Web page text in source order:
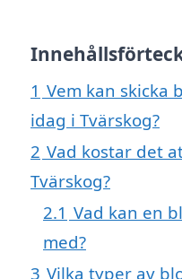
1 Vem kan skicka
idag i Tvärskog?
2 Vad kostar det
Tvärskog?
2.1 Vad kan en
med?
3 Vilka typer av